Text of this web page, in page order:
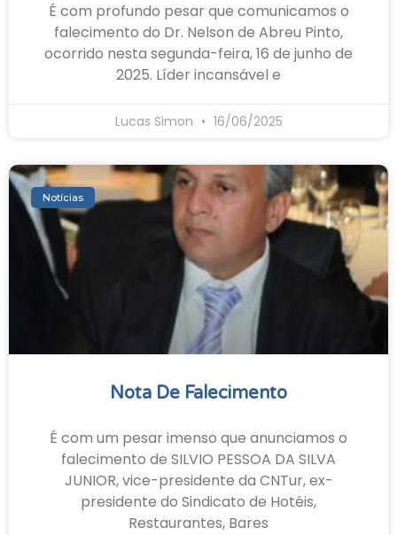
É com profundo pesar que comunicamos o
falecimento do Dr. Nelson de Abreu Pinto,
ocorrido nesta segunda-feira, 16 de junho de
2025. Líder incansável e
Lucas Simon 16/06/2025
Notícias
Nota De Falecimento
É com um pesar imenso que anunciamos o
falecimento de SILVIO PESSOA DA SILVA
JUNIOR, vice-presidente da CNTur, ex-
presidente do Sindicato de Hotéis,
Restaurantes, Bares